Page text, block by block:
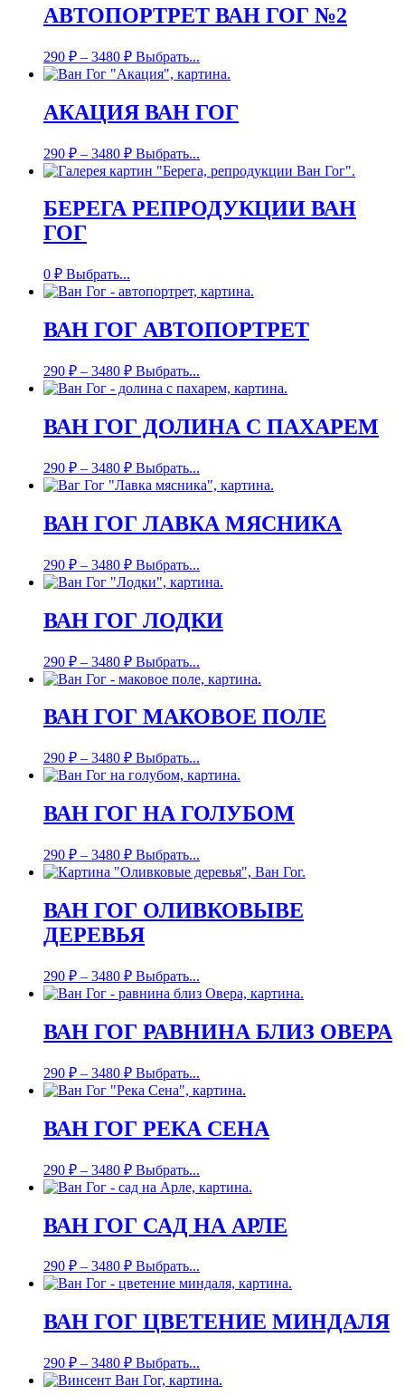
АВТОПОРТРЕТ ВАН ГОГ №2
290 ₽ – 3480 ₽ Выбрать...
АКАЦИЯ ВАН ГОГ
290 ₽ – 3480 ₽ Выбрать...
БЕРЕГА РЕПРОДУКЦИИ ВАН
ГОГ
0 ₽ Выбрать...
ВАН ГОГ АВТОПОРТРЕТ
290 ₽ – 3480 ₽ Выбрать...
ВАН ГОГ ДОЛИНА С ПАХАРЕМ
290 ₽ – 3480 ₽ Выбрать...
ВАН ГОГ ЛАВКА МЯСНИКА
290 ₽ – 3480 ₽ Выбрать...
ВАН ГОГ ЛОДКИ
290 ₽ – 3480 ₽ Выбрать...
ВАН ГОГ МАКОВОЕ ПОЛЕ
290 ₽ – 3480 ₽ Выбрать...
ВАН ГОГ НА ГОЛУБОМ
290 ₽ – 3480 ₽ Выбрать...
ВАН ГОГ ОЛИВКОВЫВЕ
ДЕРЕВЬЯ
290 ₽ – 3480 ₽ Выбрать...
ВАН ГОГ РАВНИНА БЛИЗ ОВЕРА
290 ₽ – 3480 ₽ Выбрать...
ВАН ГОГ РЕКА СЕНА
290 ₽ – 3480 ₽ Выбрать...
ВАН ГОГ САД НА АРЛЕ
290 ₽ – 3480 ₽ Выбрать...
ВАН ГОГ ЦВЕТЕНИЕ МИНДАЛЯ
290 ₽ – 3480 ₽ Выбрать...